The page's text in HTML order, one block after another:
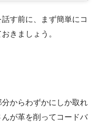
す前に、まず簡単にコ
きましょう。
からわずかにしか取れ
が革を削ってコードバ